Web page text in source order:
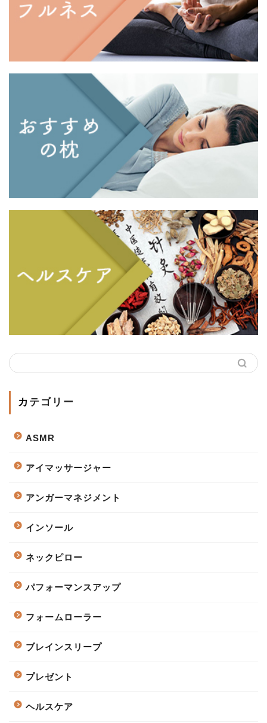
カテゴリー
ASMR
アイマッサージャー
アンガーマネジメント
インソール
ネックピロー
パフォーマンスアップ
フォームローラー
ブレインスリープ
プレゼント
ヘルスケア